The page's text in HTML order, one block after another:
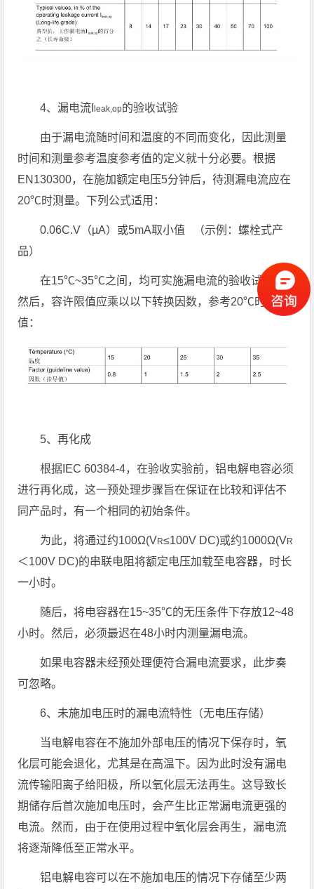
4、漏电流Ileak,op的验收试验
由于漏电流随时间和温度的不同而变化，因此测量
时间和测量参考温度参考值的定义就十分必要。根据
EN130300，在施加额定电压5分钟后，待测漏电流应在
20℃时测量。下列公式适用：
0.06C.V（µA）或5mA取小值 （示例：螺栓式产
品）
在15℃~35℃之间，均可实施漏电流的验收试验。
然后，容许限值应乘以以下转换因数，参考20℃时的
值：
5、再化成
根据IEC 60384-4，在验收实验前，铝电解电容必须
进行再化成，这一预处理步骤旨在保证在比较和评估不
同产品时，有一个相同的初始条件。
为此，将通过约100Ω(VR≤100V DC)或约1000Ω(VR
＜100V DC)的串联电阻将额定电压加载至电容器，时长
一小时。
随后，将电容器在15~35℃的无压条件下存放12~48
小时。然后，必须最迟在48小时内测量漏电流。
如果电容器未经预处理便符合漏电流要求，此步奏
可忽略。
6、未施加电压时的漏电流特性（无电压存储）
当电解电容在不施加外部电压的情况下保存时，氧
化层可能会退化，尤其是在高温下。因为此时没有漏电
流传输阳离子给阳极，所以氧化层无法再生。这导致长
期储存后首次施加电压时，会产生比正常漏电流更强的
电流。然而，由于在使用过程中氧化层会再生，漏电流
将逐渐降低至正常水平。
铝电解电容可以在不施加电压的情况下存储至少两